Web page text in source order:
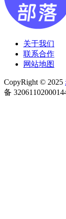
关于我们
联系合作
网站地图
CopyRight © 2025
备